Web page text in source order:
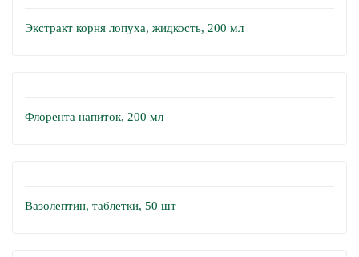
Экстракт корня лопуха, жидкость, 200 мл
Флорента напиток, 200 мл
Вазолептин, таблетки, 50 шт